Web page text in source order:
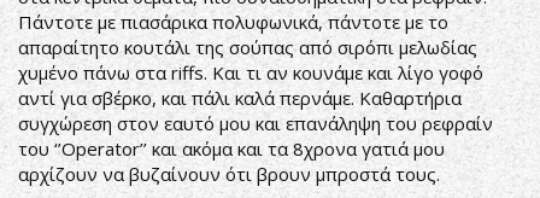
Πάντοτε με πιασάρικα πολυφωνικά, πάντοτε με το
απαραίτητο κουτάλι της σούπας από σιρόπι μελωδίας
χυμένο πάνω στα riffs. Και τι αν κουνάμε και λίγο γοφό
αντί για σβέρκο, και πάλι καλά περνάμε. Καθαρτήρια
συγχώρεση στον εαυτό μου και επανάληψη του ρεφραίν
του ‘’Operator’’ και ακόμα και τα 8χρονα γατιά μου
αρχίζουν να βυζαίνουν ότι βρουν μπροστά τους.